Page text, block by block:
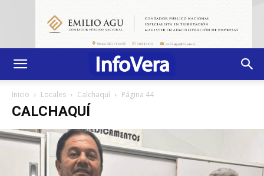
Inicio Locales Calchaquí Página 44
CALCHAQUÍ